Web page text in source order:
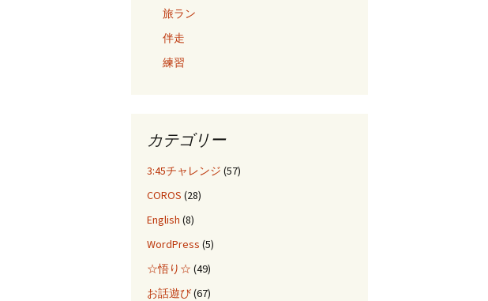
旅ラン
伴走
練習
カテゴリー
3:45チャレンジ (57)
COROS (28)
English (8)
WordPress (5)
☆悟り☆ (49)
お話遊び(67)